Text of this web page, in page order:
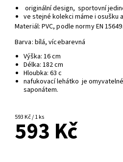
originální design, sportovní
ve stejné kolekci máme i osušku
Materiál: PVC, podle normy EN 15649.
Barva: bílá, vícebarevná
Výška: 16 cm
Délka: 182 cm
Hloubka: 63 c
nafukovací lehátko je
saponátem.
593 Kč / 1 ks
593 Kč